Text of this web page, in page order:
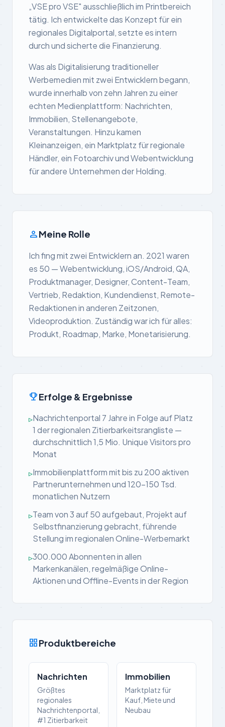
„VSE pro VSE" ausschließlich im Printbereich
tätig. Ich entwickelte das Konzept für ein
regionales Digitalportal, setzte es intern
durch und sicherte die Finanzierung.
Was als Digitalisierung traditioneller
Werbemedien mit zwei Entwicklern begann,
wurde innerhalb von zehn Jahren zu einer
echten Medienplattform: Nachrichten,
Immobilien, Stellenangebote,
Veranstaltungen. Hinzu kamen
Kleinanzeigen, ein Marktplatz für regionale
Händler, ein Fotoarchiv und Webentwicklung
für andere Unternehmen der Holding.
personMeine Rolle
Ich fing mit zwei Entwicklern an. 2021 waren
es 50 — Webentwicklung, iOS/Android, QA,
Produktmanager, Designer, Content-Team,
Vertrieb, Redaktion, Kundendienst, Remote-
Redaktionen in anderen Zeitzonen,
Videoproduktion. Zuständig war ich für alles:
Produkt, Roadmap, Marke, Monetarisierung.
emoji_eventsErfolge & Ergebnisse
▹Nachrichtenportal 7 Jahre in Folge auf Platz
1 der regionalen Zitierbarkeitsrangliste —
durchschnittlich 1,5 Mio. Unique Visitors pro
Monat
▹Immobilienplattform mit bis zu 200 aktiven
Partnerunternehmen und 120–150 Tsd.
monatlichen Nutzern
▹Team von 3 auf 50 aufgebaut, Projekt auf
Selbstfinanzierung gebracht, führende
Stellung im regionalen Online-Werbemarkt
▹300.000 Abonnenten in allen
Markenkanälen, regelmäßige Online-
Aktionen und Offline-Events in der Region
grid_viewProduktbereiche
Nachrichten
Größtes
regionales
Nachrichtenportal,
#1 Zitierbarkeit
Immobilien
Marktplatz für
Kauf, Miete und
Neubau